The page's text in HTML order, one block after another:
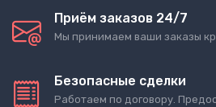
Приём заказов 24/7
Мы принимаем ваши заказы
Безопасные сделки
Работаем по договору.